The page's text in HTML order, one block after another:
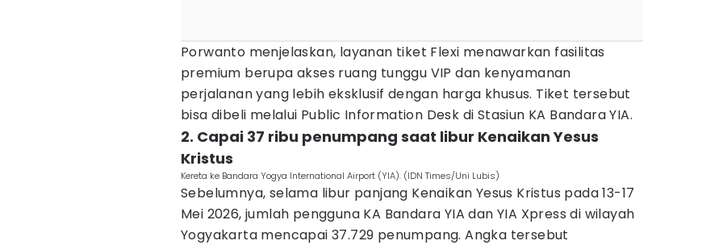
Porwanto menjelaskan, layanan tiket Flexi menawarkan fasilitas
premium berupa akses ruang tunggu VIP dan kenyamanan
perjalanan yang lebih eksklusif dengan harga khusus. Tiket tersebut
bisa dibeli melalui Public Information Desk di Stasiun KA Bandara YIA.
2. Capai 37 ribu penumpang saat libur Kenaikan Yesus
Kristus
Kereta ke Bandara Yogya International Airport (YIA). (IDN Times/Uni Lubis)
Sebelumnya, selama libur panjang Kenaikan Yesus Kristus pada 13-17
Mei 2026, jumlah pengguna KA Bandara YIA dan YIA Xpress di wilayah
Yogyakarta mencapai 37.729 penumpang. Angka tersebut